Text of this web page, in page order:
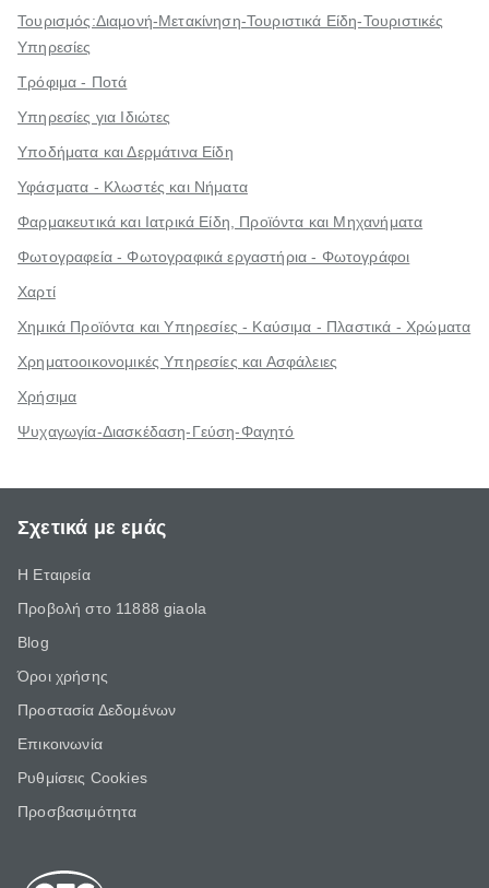
Τουρισμός:Διαμονή-Μετακίνηση-Τουριστικά Είδη-Τουριστικές
Υπηρεσίες
Τρόφιμα - Ποτά
Υπηρεσίες για Ιδιώτες
Υποδήματα και Δερμάτινα Είδη
Υφάσματα - Κλωστές και Νήματα
Φαρμακευτικά και Ιατρικά Είδη, Προϊόντα και Μηχανήματα
Φωτογραφεία - Φωτογραφικά εργαστήρια - Φωτογράφοι
Χαρτί
Χημικά Προϊόντα και Υπηρεσίες - Καύσιμα - Πλαστικά - Χρώματα
Χρηματοοικονομικές Υπηρεσίες και Ασφάλειες
Χρήσιμα
Ψυχαγωγία-Διασκέδαση-Γεύση-Φαγητό
Σχετικά με εμάς
Η Εταιρεία
Προβολή στο 11888 giaola
Blog
Όροι χρήσης
Προστασία Δεδομένων
Επικοινωνία
Ρυθμίσεις Cookies
Προσβασιμότητα